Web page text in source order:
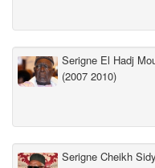
Serigne El Hadj
(2007 2010)
Serigne Cheikh